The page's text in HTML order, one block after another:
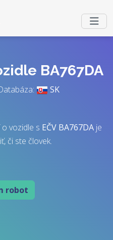
BA767DA
SK
vozidle s EČV BA767DAje
či ste človek.
robot